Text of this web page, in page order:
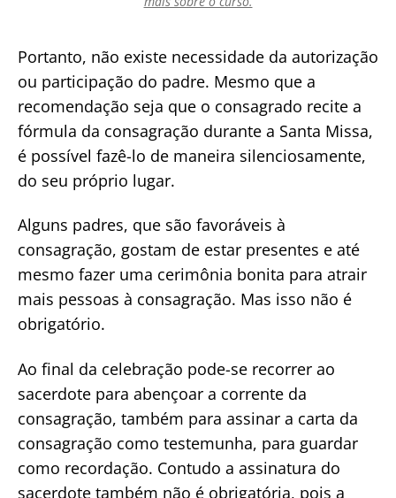
Portanto, não existe necessidade da autorização
ou participação do padre. Mesmo que a
recomendação seja que o consagrado recite a
fórmula da consagração durante a Santa Missa,
é possível fazê-lo de maneira silenciosamente,
do seu próprio lugar.
Alguns padres, que são favoráveis à
consagração, gostam de estar presentes e até
mesmo fazer uma cerimônia bonita para atrair
mais pessoas à consagração. Mas isso não é
obrigatório.
Ao final da celebração pode-se recorrer ao
sacerdote para abençoar a corrente da
consagração, também para assinar a carta da
consagração como testemunha, para guardar
como recordação. Contudo a assinatura do
sacerdote também não é obrigatória, pois a